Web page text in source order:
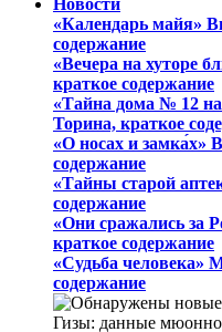
Новости
«Календарь майя»
содержание
«Вечера на хуторе
краткое содержание
«Тайна дома № 12
Торина, краткое
«О носах и замка́х»
содержание
«Тайны старой
содержание
«Они сражались за
краткое содержание
«Судьба человека»
содержание